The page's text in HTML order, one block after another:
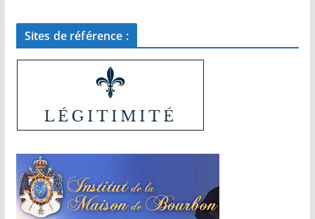
Sites de référence :